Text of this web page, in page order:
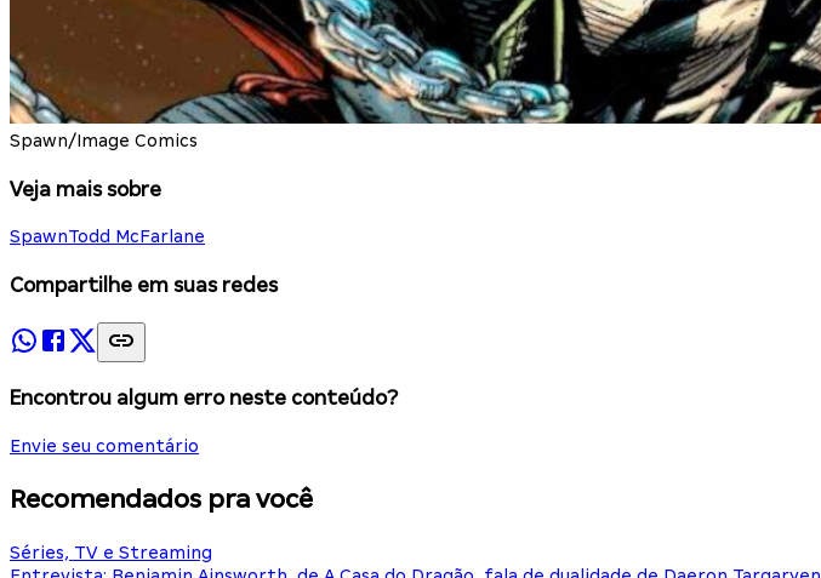
Spawn/Image Comics
Veja mais sobre
SpawnTodd McFarlane
Compartilhe em suas redes
Encontrou algum erro neste conteúdo?
Envie seu comentário
Recomendados pra você
Séries, TV e Streaming